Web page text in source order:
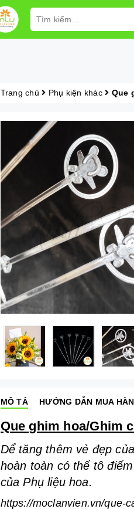
Trang chủ Phụ kiện khác Que
MÔ TẢ HƯỚNG DẪN MUA
Que ghim hoa/Ghim
Dể tăng thêm vẻ đẹp
hoàn toàn có thể tô
của Phụ liệu hoa.
https://moclanvien.vn/que-